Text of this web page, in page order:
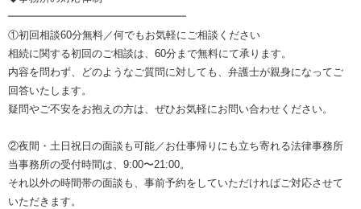
━━━━━━━━━━━━━━━━━
①初回相談60分無料／何でもお気軽にご相談ください
相続に関する初回のご相談は、60分まで無料にて承ります。
内容を問わず、どのようなご質問に対しても、弁護士が親身になってご
回答いたします。
疑問やご不安をお抱えの方は、ぜひお気軽にお問い合わせください。
②夜間・土日祝日の面談も可能／お仕事帰りにも立ち寄れる法律事務所
当事務所の受付時間は、9:00〜21:00。
それ以外の時間帯の面談も、事前予約をしていただければご対応させて
いただきます。